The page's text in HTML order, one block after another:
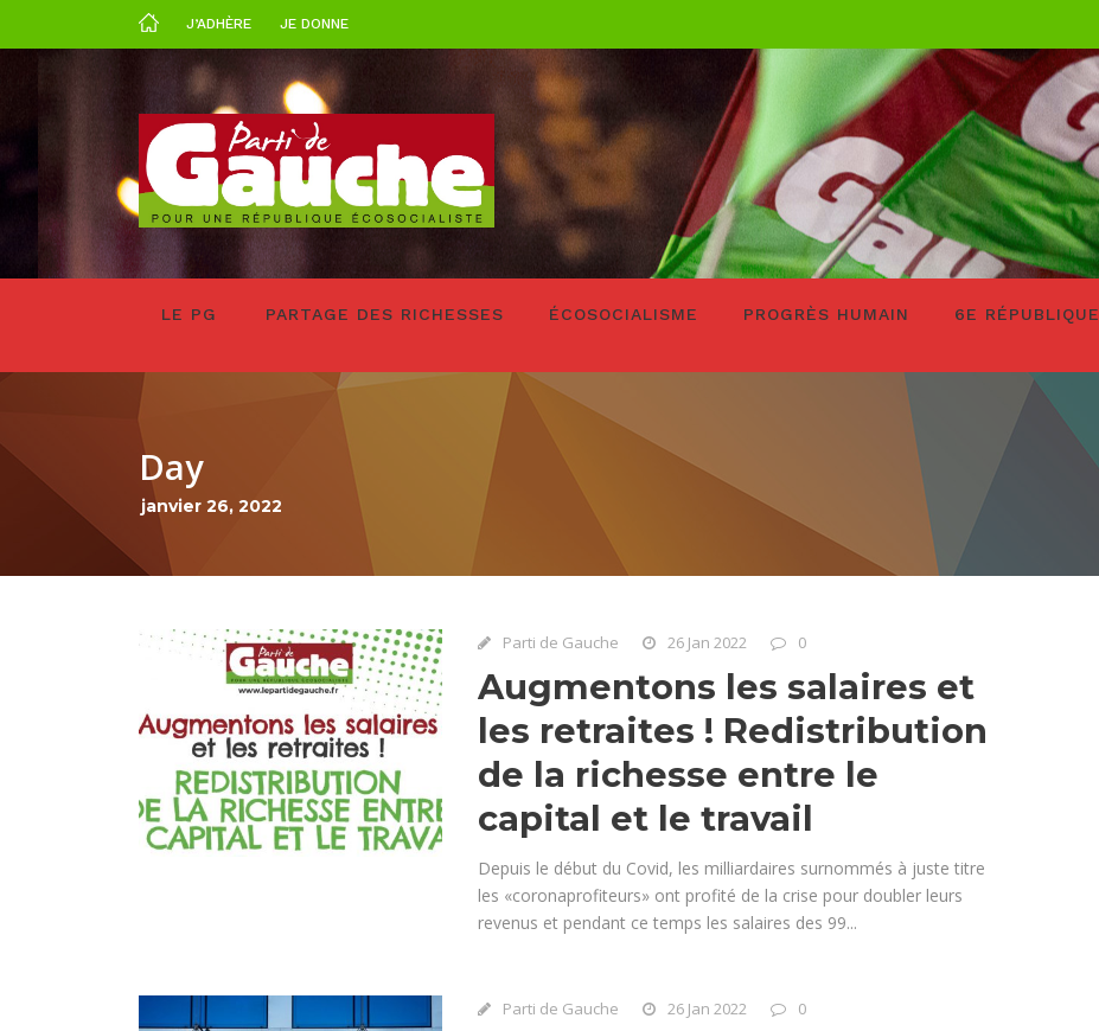
J’ADHÈRE JE DONNE
LE PG PARTAGE DES RICHESSES ÉCOSOCIALISME PROGRÈS HUMAIN 6E RÉPUBLIQUE
Day
janvier 26, 2022
Parti de Gauche 26 Jan 2022 0
Augmentons les salaires et
les retraites ! Redistribution
de la richesse entre le
capital et le travail
Depuis le début du Covid, les milliardaires surnommés à juste titre
les «coronaprofiteurs» ont profité de la crise pour doubler leurs
revenus et pendant ce temps les salaires des 99...
Parti de Gauche 26 Jan 2022 0